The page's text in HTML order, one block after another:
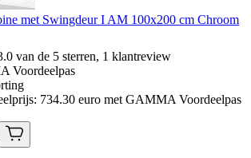
met Swingdeur I AM 100x200 cm Chroom
van de 5 sterren, 1 klantreview
Voordeelpas
734.30 euro met GAMMA Voordeelpas